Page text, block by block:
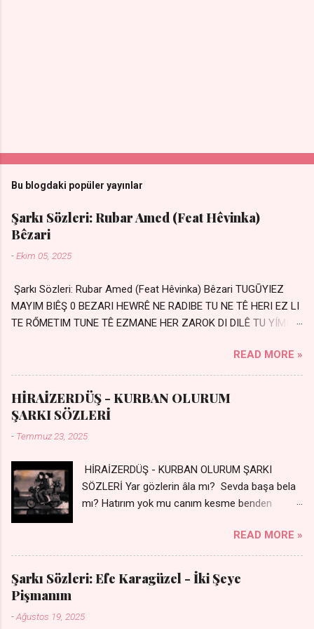
Bu blogdaki popüler yayınlar
Şarkı Sözleri: Rubar Amed (Feat Hêvinka)
Bêzari
-Ekim 05, 2025
Şarkı Sözleri: Rubar Amed (Feat Hêvinka) Bêzari TUGŪYIEZ
MAYIM BIÊŞ 0 BEZARI HEWRÊ NE RADIBE TU NE TÊ HERI EZ LI
TE RŐMETIM TUNE TÊ EZMANE HER ZAROK DI DILÊ TU YÍMIN
Silinmis yarıda. Hasretin yel gibi Eser yar içimden Bir kıza sevdalı
Yaralı adamım. Sensizlik bir hançer Geceler susmuyor Yaralı
kalbimde Bir sızı durmuyor Tu yi bihare min Ez ji payizim Li
dile şevên min Teng e nefes im Adını sayıklar Uykusuz
geceler Sensiz her sabahım Sessiz ve kederli
READ MORE »
HİRAİZERDÜŞ - KURBAN OLURUM
ŞARKI SÖZLERİ
- Temmuz 23, 2025
HİRAİZERDÜŞ - KURBAN OLURUM ŞARKI
SÖZLERİ Yar gözlerin âla mı? Sevda başa bela
mı? Hatırım yok mu canım kesme benden
dünyayı durdururum Ben sana yoldaş olurum
kurban olurum.. - Sen gülümse bi yol bulurum
Yaslanırsan dağ olurum Ben sana sevda olurum
kurban olurum Can canım cananım Yar gözlerin
almış Sen de bana varman mı? - Sen üzülme bi
READ MORE »
Şarkı Sözleri: Efe Karagüzel - İki Şeye
Pişmanım
-Ağustos 19, 2025